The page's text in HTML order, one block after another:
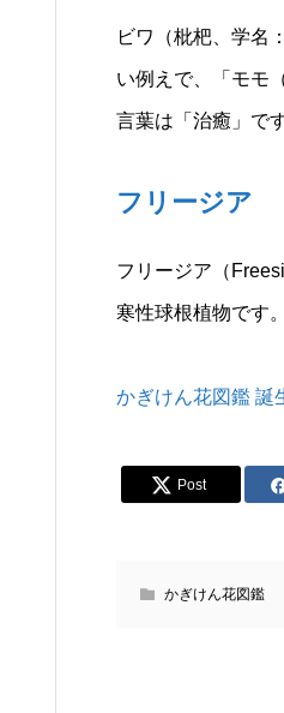
ビワ（枇杷、学名
い例えで、「モモ
言葉は「治癒」です
フリージア
フリージア（
寒性球根植物です
かぎけん花図鑑 誕
Post
かぎけん花図鑑